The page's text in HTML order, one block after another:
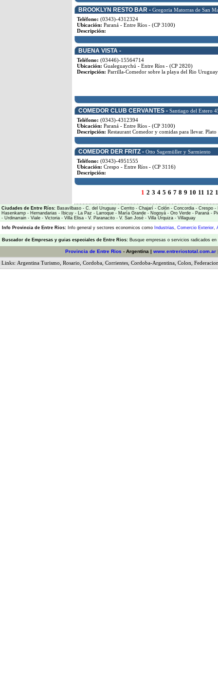
BROOKLYN RESTO BAR - Gregoria Matorras de San
Teléfono: (0343)-4312324
Ubicación: Paraná - Entre Ríos - (CP 3100)
Descripción:
BUENA VISTA -
Teléfono: (03446)-15564714
Ubicación: Gualeguaychú - Entre Ríos - (CP 2820)
Descripción: Parrilla-Comedor sobre la playa del Rio Uruguay
COMEDOR CLUB CERVANTES - Santiago del Estero
Teléfono: (0343)-4312394
Ubicación: Paraná - Entre Ríos - (CP 3100)
Descripción: Restaurant Comedor y comidas para llevar.
COMEDOR DER FRITZ - Otto Sagemüller y Sarmiento
Teléfono: (0343)-4951555
Ubicación: Crespo - Entre Ríos - (CP 3116)
Descripción:
1 2 3 4 5 6 7 8 9 10 11 12
Ciudades de Entre Ríos: Basavilbaso - C. del Uruguay - Cerrito - Chajarí - Colón - Concordia - Crespo -
Hasenkamp - Hernandarias - Ibicuy - La Paz - Larroque - María Grande - Nogoyá - Oro Verde - Paraná -
- Urdinarrain - Viale - Victoria - Villa Elisa - V. Paranacito - V. San José - Villa Urquiza - Villaguay
Info Provincia de Entre Rios: Info general y sectores economicos como Industrias, Comercio Exterior,
Buscador de Empresas y guias especiales de Entre Rios: Busque empresas o servicios radicados
Provincia de Entre Rios - Argentina | www.entreriostotal.com.ar
Links: Argentina Turismo Rosario Cordoba Corrientes Cordoba-Argentina Colon